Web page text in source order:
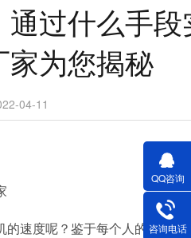
通过什么手段
为您揭秘
04-11
速度呢？鉴于每个人的沟通需
QQ咨询
咨询电话